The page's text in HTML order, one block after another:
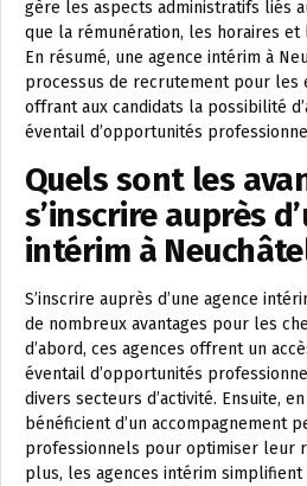
gère les aspects administratifs liés
que la rémunération, les horaires et
En résumé, une agence intérim à
processus de recrutement pour les
offrant aux candidats la possibilité
éventail d’opportunités
Quels sont les
s’inscrire auprès
intérim à
S’inscrire auprès d’une agence
de nombreux avantages pour les
d’abord, ces agences offrent un
éventail d’opportunités
divers secteurs d’activité. Ensuite,
bénéficient d’un accompagnement
professionnels pour optimiser leur
plus, les agences intérim